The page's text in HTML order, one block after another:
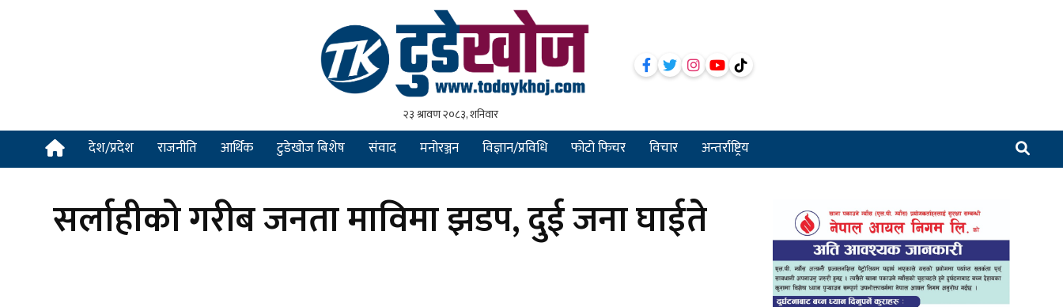
देश/प्रदेश राजनीति आर्थिक टुडेखोज बिशेष संवाद मनोरञ्जन विज्ञान/प्रविधि फोटो फिचर विचार अन्तर्राष्ट्रिय
सर्लाहीको गरीब जनता माविमा झडप, दुई जना घाईते